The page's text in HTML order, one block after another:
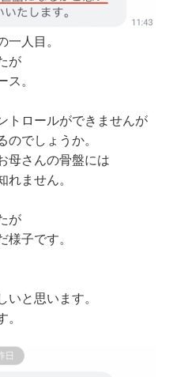
一人目。
が
ス。
トロールができませんが
のでしょうか。
母さんの骨盤には
れません。
が
様子です。
いと思います。
。